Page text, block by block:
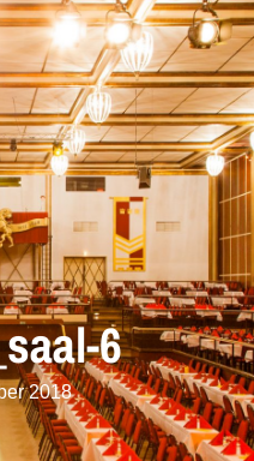
6
2018